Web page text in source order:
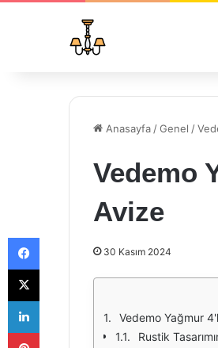
Anasayfa /Genel /
Vedemo
Avize
30 Kasım 2024
Vedemo Yağmur
Rustik
Facebook
X
LinkedIn
Pinterest